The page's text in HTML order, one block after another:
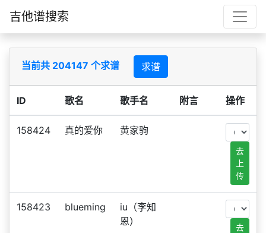
吉他谱搜索
当前共 204147 个求谱 求谱
ID 歌名 歌手名 附言 操作
158424 真的爱你 黄家驹
去
上
传
158423 blueming
iu（李知
恩）
去